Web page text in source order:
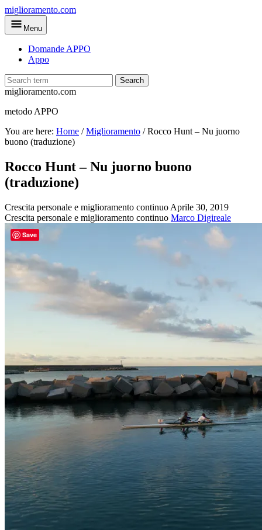
Skip
to
main
miglioramento.com
Menu
Domande APPO
Appo
Search
miglioramento.com
metodo APPO
You are here: Home /Miglioramento /Rocco Hunt – Nu juorno
buono (traduzione)
Rocco Hunt – Nu juorno buono
(traduzione)
Crescita personale e miglioramento continuo Aprile 30, 2019
Crescita personale e miglioramento continuo Marco Digireale
Save